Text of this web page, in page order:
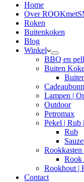
Home
Over
Roken
Buitenkoken
Blog
Winkel
BBQ en
Buiten
Lampen |
Outdoor
Petromax
Pekel | Rub
Rub
Rookkasten
Rook
Rookhout |
Contact